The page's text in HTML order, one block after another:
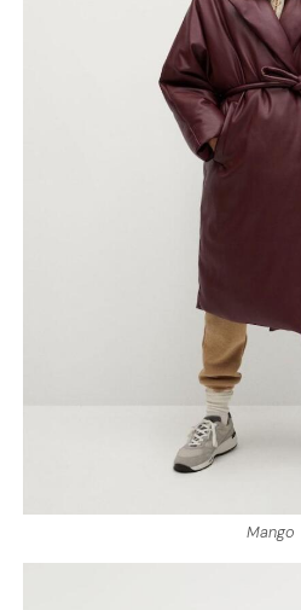
Mango